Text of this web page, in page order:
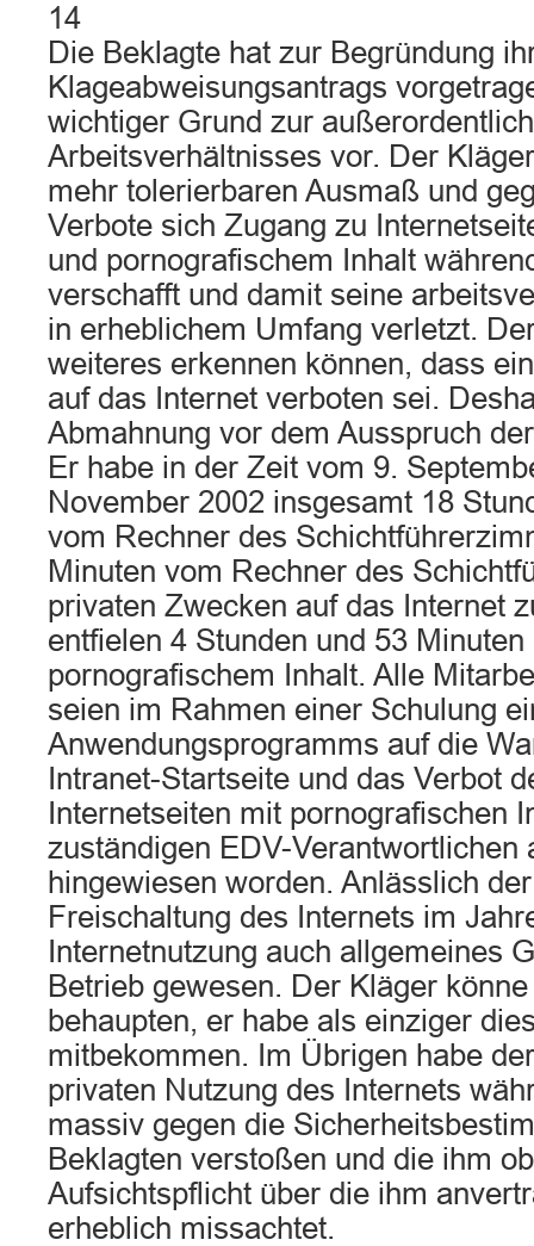
14
Die Beklagte hat zur Begründung
Klageabweisungsantrags
wichtiger Grund zur
Arbeitsverhältnisses vor. Der
mehr tolerierbaren Ausmaß und
Verbote sich Zugang zu
und pornografischem Inhalt
verschafft und damit seine
in erheblichem Umfang verletzt.
weiteres erkennen können, dass
auf das Internet verboten sei.
Abmahnung vor dem Ausspruch
Er habe in der Zeit vom 9.
November 2002 insgesamt 18
vom Rechner des
Minuten vom Rechner des
privaten Zwecken auf das Internet
entfielen 4 Stunden und 53
pornografischem Inhalt. Alle
seien im Rahmen einer Schulung
Anwendungsprogramms auf die
Intranet-Startseite und das Verbot
Internetseiten mit pornografischen
zuständigen EDV-Verantwortlichen
hingewiesen worden. Anlässlich
Freischaltung des Internets im
Internetnutzung auch allgemeines
Betrieb gewesen. Der Kläger
behaupten, er habe als einziger
mitbekommen. Im Übrigen habe
privaten Nutzung des Internets
massiv gegen die
Beklagten verstoßen und die ihm
Aufsichtspflicht über die ihm
erheblich missachtet.